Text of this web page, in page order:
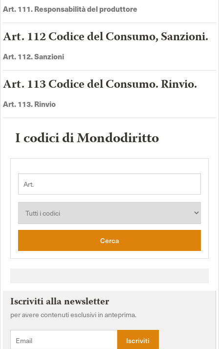
Art. 111. Responsabilità del produttore
Art. 112 Codice del Consumo, Sanzioni.
Art. 112. Sanzioni
Art. 113 Codice del Consumo. Rinvio.
Art. 113. Rinvio
I codici di Mondodiritto
Cerca
Iscriviti alla newsletter
per avere contenuti esclusivi in anteprima.